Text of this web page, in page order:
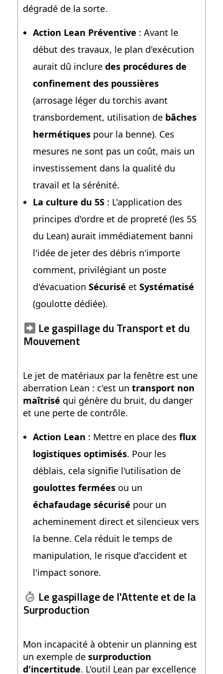
dégradé de la sorte.
Action Lean Préventive : Avant le
début des travaux, le plan d'exécution
aurait dû inclure des procédures de
confinement des poussières
(arrosage léger du torchis avant
transbordement, utilisation debâches
hermétiquespour la benne). Ces
mesures ne sont pas un coût, mais un
investissement dans la qualité du
travail et la sérénité.
La culture du 5S: L'application des
principes d'ordre et de propreté (les 5S
du Lean) aurait immédiatement banni
l'idée de jeter des débris n'importe
comment, privilégiant un poste
d'évacuation Sécurisé et Systématisé
(goulotte dédiée).
Le gaspillage du Transport et du
Mouvement
Le jet de matériaux par la fenêtre est une
aberration Lean : c'est un transport non
maîtrisé qui génère du bruit, du danger
et une perte de contrôle.
Action Lean : Mettre en place des flux
logistiques optimisés. Pour les
déblais, cela signifie l'utilisation de
goulottes ferméesou un
échafaudage sécurisé pour un
acheminement direct et silencieux vers
la benne. Cela réduit le temps de
manipulation, le risque d'accident et
l'impact sonore.
Le gaspillage de l'Attente et de la
Surproduction
Mon incapacité à obtenir un planning est
un exemple de surproduction
d'incertitude. L'outil Lean par excellence